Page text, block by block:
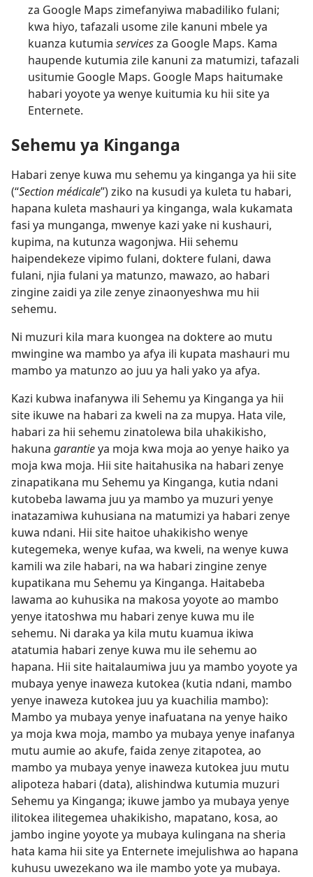
za Google Maps zimefanyiwa mabadiliko fulani;
kwa hiyo, tafazali usome zile kanuni mbele ya
kuanza kutumia servicesza Google Maps. Kama
haupende kutumia zile kanuni za matumizi, tafazali
usitumie Google Maps. Google Maps haitumake
habari yoyote ya wenye kuitumia ku hii site ya
Enternete.
Sehemu ya Kinganga
Habari zenye kuwa mu sehemu ya kinganga ya hii site
(“Section médicale”) ziko na kusudi ya kuleta tu habari,
hapana kuleta mashauri ya kinganga, wala kukamata
fasi ya munganga, mwenye kazi yake ni kushauri,
kupima, na kutunza wagonjwa. Hii sehemu
haipendekeze vipimo fulani, doktere fulani, dawa
fulani, njia fulani ya matunzo, mawazo, ao habari
zingine zaidi ya zile zenye zinaonyeshwa mu hii
sehemu.
Ni muzuri kila mara kuongea na doktere ao mutu
mwingine wa mambo ya afya ili kupata mashauri mu
mambo ya matunzo ao juu ya hali yako ya afya.
Kazi kubwa inafanywa ili Sehemu ya Kinganga ya hii
site ikuwe na habari za kweli na za mupya. Hata vile,
habari za hii sehemu zinatolewa bila uhakikisho,
hakuna garantieya moja kwa moja ao yenye haiko ya
moja kwa moja. Hii site haitahusika na habari zenye
zinapatikana mu Sehemu ya Kinganga, kutia ndani
kutobeba lawama juu ya mambo ya muzuri yenye
inatazamiwa kuhusiana na matumizi ya habari zenye
kuwa ndani. Hii site haitoe uhakikisho wenye
kutegemeka, wenye kufaa, wa kweli, na wenye kuwa
kamili wa zile habari, na wa habari zingine zenye
kupatikana mu Sehemu ya Kinganga. Haitabeba
lawama ao kuhusika na makosa yoyote ao mambo
yenye itatoshwa mu habari zenye kuwa mu ile
sehemu. Ni daraka ya kila mutu kuamua ikiwa
atatumia habari zenye kuwa mu ile sehemu ao
hapana. Hii site haitalaumiwa juu ya mambo yoyote ya
mubaya yenye inaweza kutokea (kutia ndani, mambo
yenye inaweza kutokea juu ya kuachilia mambo):
Mambo ya mubaya yenye inafuatana na yenye haiko
ya moja kwa moja, mambo ya mubaya yenye inafanya
mutu aumie ao akufe, faida zenye zitapotea, ao
mambo ya mubaya yenye inaweza kutokea juu mutu
alipoteza habari (data), alishindwa kutumia muzuri
Sehemu ya Kinganga; ikuwe jambo ya mubaya yenye
ilitokea ilitegemea uhakikisho, mapatano, kosa, ao
jambo ingine yoyote ya mubaya kulingana na sheria
hata kama hii site ya Enternete imejulishwa ao hapana
kuhusu uwezekano wa ile mambo yote ya mubaya.